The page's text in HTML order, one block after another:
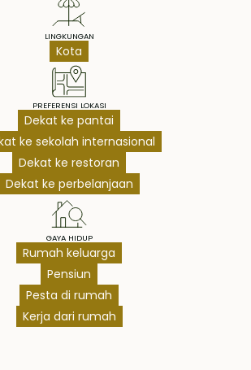
LINGKUNGAN
Kota
PREFERENSI LOKASI
Dekat ke pantai
ke sekolah internasional
Dekat ke restoran
Dekat ke perbelanjaan
GAYA HIDUP
Rumah keluarga
Pensiun
Pesta di rumah
Kerja dari rumah